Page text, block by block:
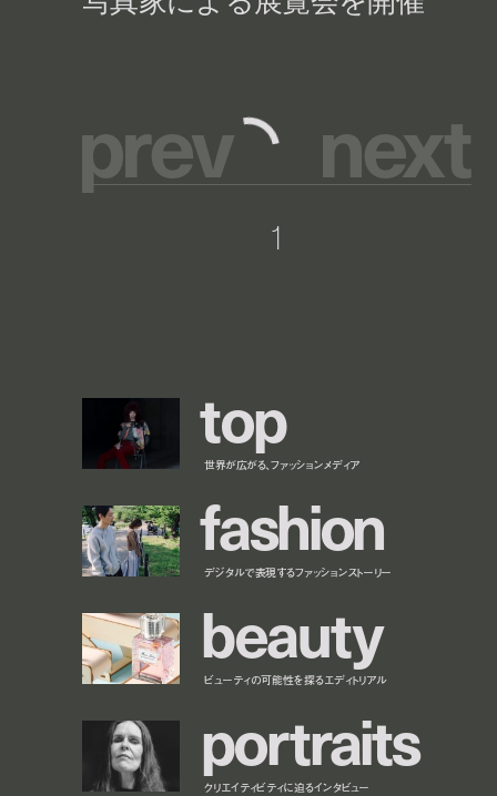
prev next
1
top
世界が広がる、ファッションメディア
fashion
デジタルで表現するファッションストーリー
beauty
ビューティの可能性を探るエディトリアル
portraits
クリエイティビティに迫るインタビュー